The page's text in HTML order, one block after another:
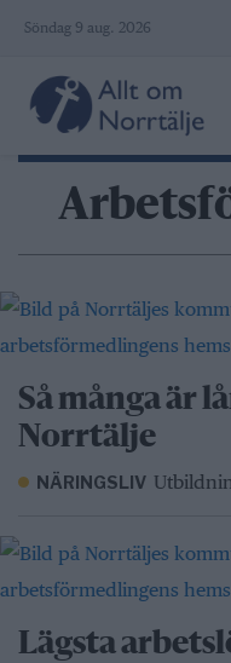
Skip
content
Söndag 9 aug. 2026
Så många är
Norrtälje
NÄRINGSLIV
Lägsta